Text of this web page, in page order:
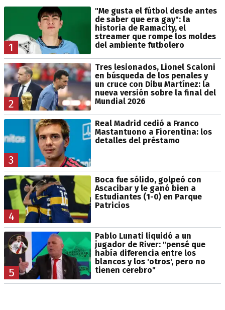
1
"Me gusta el fútbol desde antes
de saber que era gay": la
historia de Ramacity, el
streamer que rompe los moldes
del ambiente futbolero
2
Tres lesionados, Lionel Scaloni
en búsqueda de los penales y
un cruce con Dibu Martínez: la
nueva versión sobre la final del
Mundial 2026
3
Real Madrid cedió a Franco
Mastantuono a Fiorentina: los
detalles del préstamo
4
Boca fue sólido, golpeó con
Ascacibar y le ganó bien a
Estudiantes (1-0) en Parque
Patricios
5
Pablo Lunati liquidó a un
jugador de River: "pensé que
había diferencia entre los
blancos y los 'otros', pero no
tienen cerebro"